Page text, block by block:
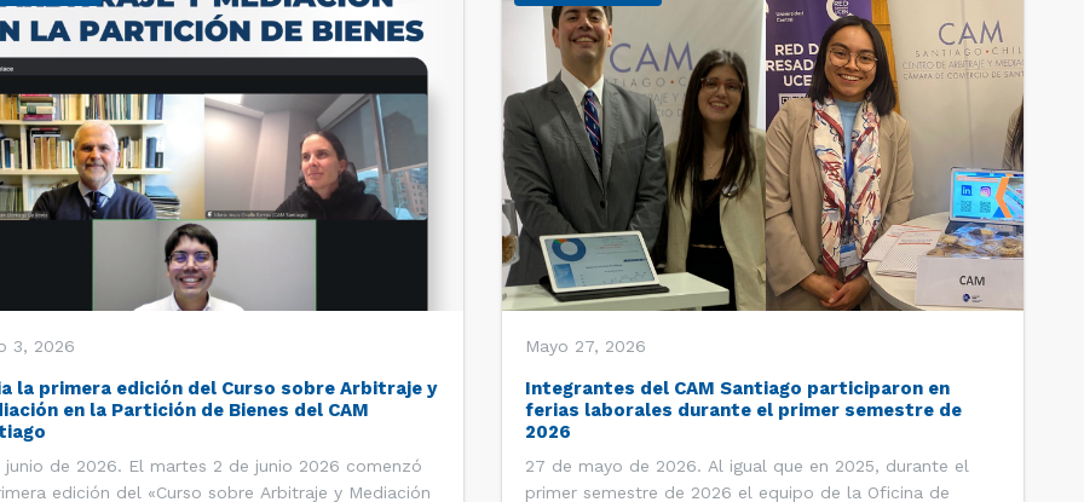
3, 2026
la primera edición del Curso sobre Arbitraje y
en la Partición de Bienes del CAM
junio de 2026. El martes 2 de junio 2026 comenzó
edición del «Curso sobre Arbitraje y Mediación
Mayo 27, 2026
Integrantes del CAM Santiago participaron en
ferias laborales durante el primer semestre de
2026
27 de mayo de 2026. Al igual que en 2025, durante el
primer semestre de 2026 el equipo de la Oficina de